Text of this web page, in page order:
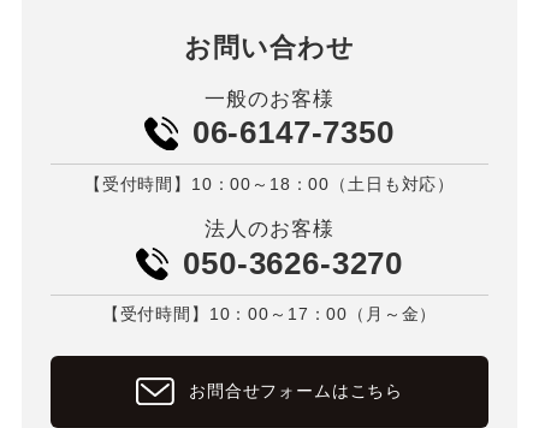
お問い合わせ
一般のお客様
06-6147-7350
【受付時間】10：00～18：00（土日も対応）
法人のお客様
050-3626-3270
【受付時間】10：00～17：00（月～金）
お問合せフォームはこちら